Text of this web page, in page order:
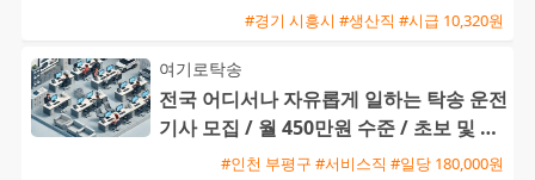
#경기 시흥시 #생산직 #시급 10,320원
여기로탁송
전국 어디서나 자유롭게 일하는 탁송 운전
기사 모집 / 월 450만원 수준 / 초보 및 외
국인 환영#인천 부평구 #서비스직 #일당 180,000원